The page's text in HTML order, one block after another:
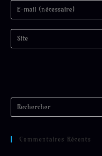
Commentaires Récents